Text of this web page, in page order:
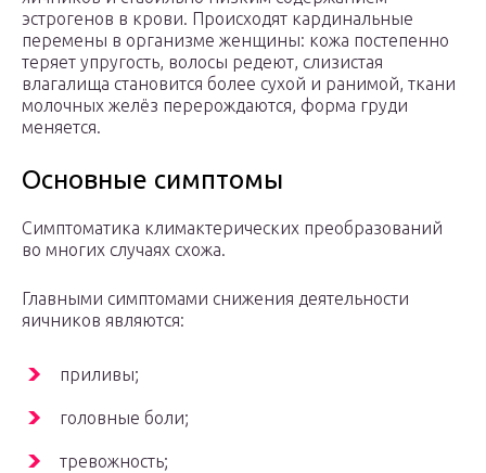
эстрогенов в крови. Происходят кардинальные
перемены в организме женщины: кожа постепенно
теряет упругость, волосы редеют, слизистая
влагалища становится более сухой и ранимой, ткани
молочных желёз перерождаются, форма груди
меняется.
Основные симптомы
Симптоматика климактерических преобразований
во многих случаях схожа.
Главными симптомами снижения деятельности
яичников являются:
приливы;
головные боли;
тревожность;